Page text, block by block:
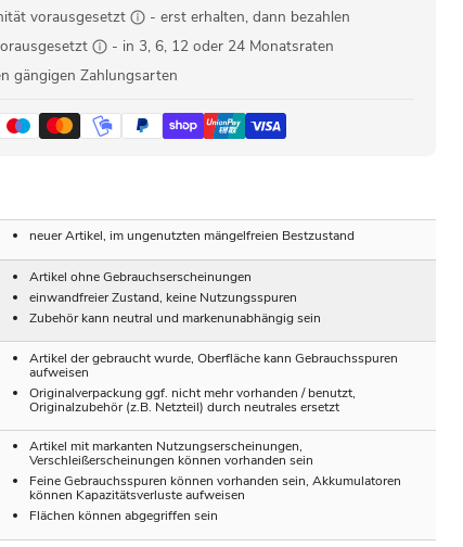
vorausgesetzt
- erst erhalten, dann bezahlen
- in 3, 6, 12 oder 24 Monatsraten
gängigen Zahlungsarten
neuer Artikel, im ungenutzten mängelfreien Bestzustand
Artikel ohne Gebrauchserscheinungen
einwandfreier Zustand, keine Nutzungsspuren
Zubehör kann neutral und markenunabhängig sein
Artikel der gebraucht wurde, Oberfläche kann Gebrauchsspuren
aufweisen
Originalverpackung ggf. nicht mehr vorhanden / benutzt,
Originalzubehör (z.B. Netzteil) durch neutrales ersetzt
Artikel mit markanten Nutzungserscheinungen,
Verschleißerscheinungen können vorhanden sein
Feine Gebrauchsspuren können vorhanden sein, Akkumulatoren
können Kapazitätsverluste aufweisen
Flächen können abgegriffen sein